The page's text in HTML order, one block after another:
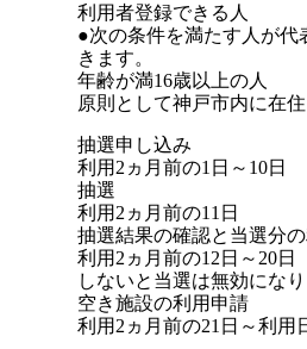
利用者登録できる人
●次の条件を満たす人が代
きます。
年齢が満16歳以上の人
原則として神戸市内に在
抽選申し込み
利用2ヵ月前の1日～10日
抽選
利用2ヵ月前の11日
抽選結果の確認と当選分
利用2ヵ月前の12日～20日
しないと当選は無効になり
空き施設の利用申請
利用2ヵ月前の21日～利用